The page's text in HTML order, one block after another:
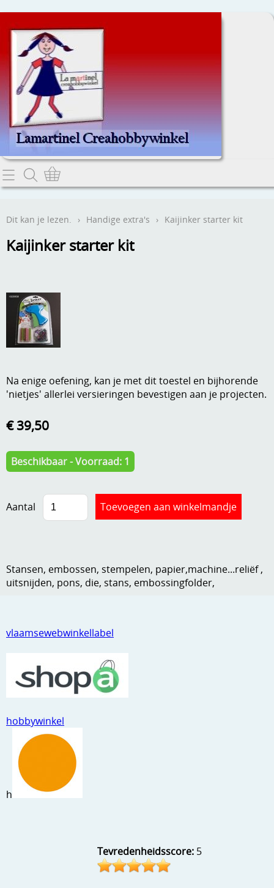
Home
A, ja, op is op
Aanbiedingen
Andere
Dies om te stansen
Handige extra's
Hout , MDF, kartonmateriaal, steen
Kneedmateriaal
Knipvellen
Merken
Papier en karton
Ribbelaar
Snijmaterialen
Speciaal papier
Template, mask, stencils, grids
Algemene voorwaarden
Verzend - en verpakkingsk
Info
Anders creatief
Gastenboek
vlaamsewebwinkellabel
hobbywinkel
h
Tevredenheidsscore: 5
Dit kan je lezen. › Handige extra's › Kaijinker starter kit
Kaijinker starter kit
Na enige oefening, kan je met dit toestel en bijhorende
'nietjes' allerlei versieringen bevestigen aan je projecten.
€ 39,50
Beschikbaar - Voorraad: 1
Aantal
Stansen, embossen, stempelen, papier,machine...reliëf ,
uitsnijden, pons, die, stans, embossingfolder,